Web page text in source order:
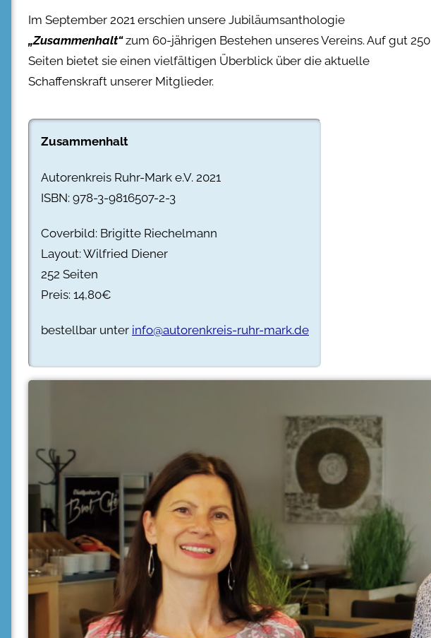
Im September 2021 erschien unsere Jubiläumsanthologie
„Zusammenhalt“zum 60-jährigen Bestehen unseres Vereins. Auf gut 250
Seiten bietet sie einen vielfältigen Überblick über die aktuelle
Schaffenskraft unserer Mitglieder.
Zusammenhalt
Autorenkreis Ruhr-Mark e.V. 2021
ISBN: 978-3-9816507-2-3
Coverbild: Brigitte Riechelmann
Layout: Wilfried Diener
252 Seiten
Preis: 14,80€
bestellbar unter info@autorenkreis-ruhr-mark.de